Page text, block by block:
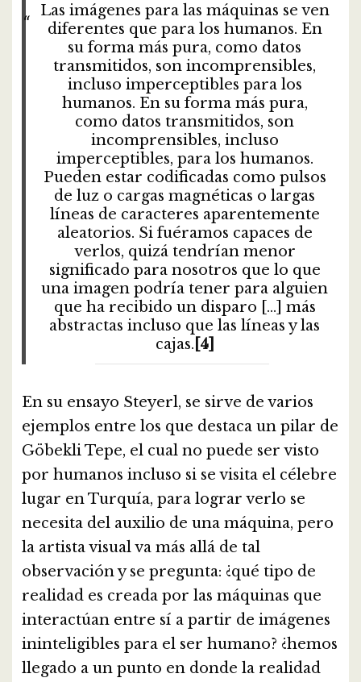
Las imágenes para las máquinas se ven
diferentes que para los humanos. En
su forma más pura, como datos
transmitidos, son incomprensibles,
incluso imperceptibles para los
humanos. En su forma más pura,
como datos transmitidos, son
incomprensibles, incluso
imperceptibles, para los humanos.
Pueden estar codificadas como pulsos
de luz o cargas magnéticas o largas
líneas de caracteres aparentemente
aleatorios. Si fuéramos capaces de
verlos, quizá tendrían menor
significado para nosotros que lo que
una imagen podría tener para alguien
que ha recibido un disparo […] más
abstractas incluso que las líneas y las
cajas. [4]
En su ensayo Steyerl, se sirve de varios
ejemplos entre los que destaca un pilar de
Göbekli Tepe, el cual no puede ser visto
por humanos incluso si se visita el célebre
lugar en Turquía, para lograr verlo se
necesita del auxilio de una máquina, pero
la artista visual va más allá de tal
observación y se pregunta: ¿qué tipo de
realidad es creada por las máquinas que
interactúan entre sí a partir de imágenes
ininteligibles para el ser humano? ¿hemos
llegado a un punto en donde la realidad